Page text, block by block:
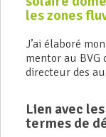
les zones
J’ai élaboré
mentor au BVG
directeur des
Lien avec
termes de